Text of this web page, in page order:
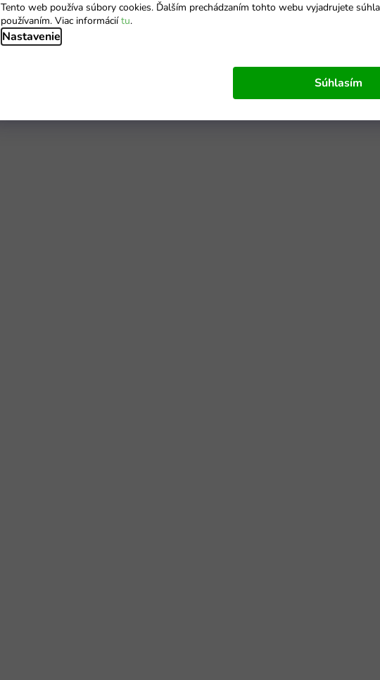
Tento web používa súbory cookies. Ďalším prechádzaním tohto webu vyjadrujete
používaním. Viac informáciítu.
Nastavenie
Súhlasím